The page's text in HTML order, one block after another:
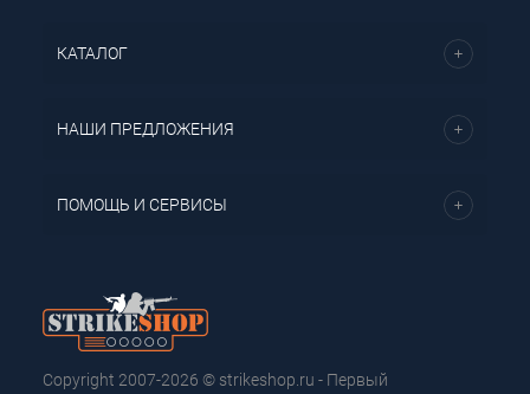
КАТАЛОГ
НАШИ ПРЕДЛОЖЕНИЯ
ПОМОЩЬ И СЕРВИСЫ
Copyright 2007-2026 © strikeshop.ru - Первый